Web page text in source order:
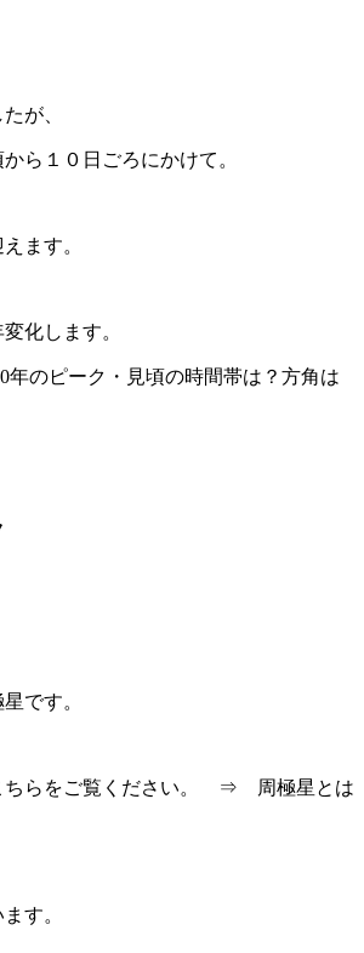
が、
ら１０日ごろにかけて。
ます。
化します。
年のピーク・見頃の時間帯は？方角は
です。
ちらをご覧ください。 ⇒ 周極星とは
す。